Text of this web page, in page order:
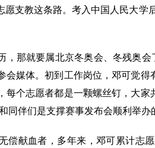
愿支教这条路。考入中国人民大
，那就要属北京冬奥会、冬残奥
媒体。初到工作岗位，邓可觉得
每个志愿者都是一颗螺丝钉，大
同伴们是支撑赛事发布会顺利举
偿献血者，多年来，邓可累计志